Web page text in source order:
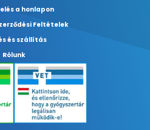
a honlapon
Feltételek
és szállítás
Rólunk